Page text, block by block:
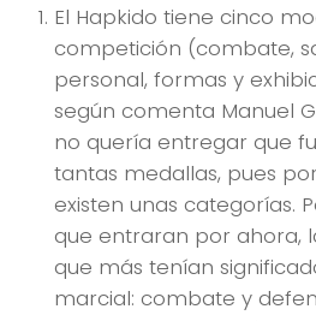
El Hapkido tiene cinco
competición (combate,
personal, formas y
según comenta Manuel
no quería entregar que
tantas medallas, pues
existen unas categorías.
que entraran por ahora,
que más tenían
marcial: combate y